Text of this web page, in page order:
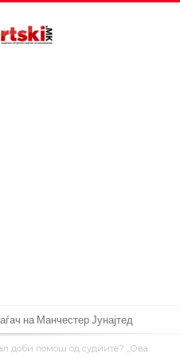
на Манчестер Јунајтед
да остане во Милан
доби помош од судиите? „Ова